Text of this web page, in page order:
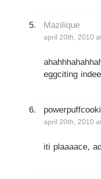
Mazilique
april 20th, 2010
eggciting
april 20th, 2010
iti plaaaace,